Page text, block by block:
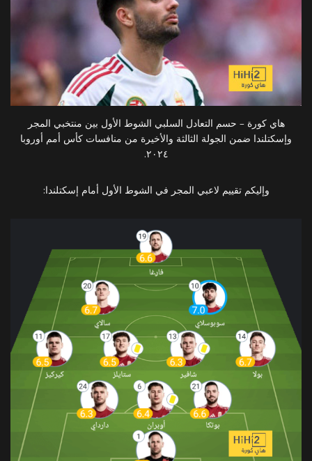
هاي كورة – حسم التعادل السلبي الشوط الأول بين منتخبي المجر
وإسكتلندا ضمن الجولة الثالثة والأخيرة من منافسات كأس أمم أوروبا
٢٠٢٤.
وإليكم تقييم لاعبي المجر في الشوط الأول أمام إسكتلندا: